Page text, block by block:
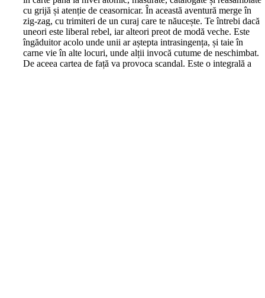
cu grijă și atenție de ceasornicar. În această aventură merge în
zig-zag, cu trimiteri de un curaj care te năucește. Te întrebi dacă
uneori este liberal rebel, iar alteori preot de modă veche. Este
îngăduitor acolo unde unii ar aștepta intrasingența, și taie în
carne vie în alte locuri, unde alții invocă cutume de neschimbat.
De aceea cartea de față va provoca scandal. Este o integrală a